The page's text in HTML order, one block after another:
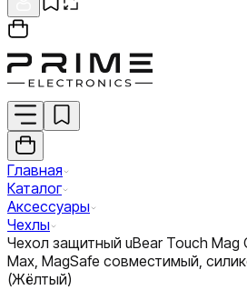
Главная
Каталог
Аксессуары
Чехлы
Чехол защитный uBear Touch Mag
Max, MagSafe совместимый,
(Жёлтый)